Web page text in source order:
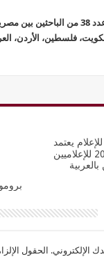
ويشارك في المؤتمر عدد 38 من
فلسطين، الأردن،
يعتمد
تخريج الدفعة ال20 للإعلاميين
الإلكتروني. الحقول